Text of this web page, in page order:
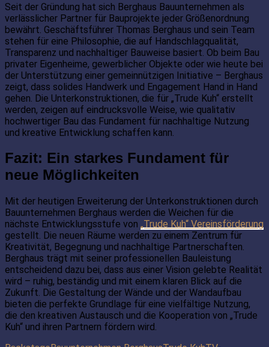
Seit der Gründung hat sich Berghaus Bauunternehmen als
verlässlicher Partner für Bauprojekte jeder Größenordnung
bewährt. Geschäftsführer Thomas Berghaus und sein Team
stehen für eine Philosophie, die auf Handschlagqualität,
Transparenz und nachhaltiger Bauweise basiert. Ob beim Bau
privater Eigenheime, gewerblicher Objekte oder wie heute bei
der Unterstützung einer gemeinnützigen Initiative – Berghaus
zeigt, dass solides Handwerk und Engagement Hand in Hand
gehen. Die Unterkonstruktionen, die für „Trude Kuh“ erstellt
werden, zeigen auf eindrucksvolle Weise, wie qualitativ
hochwertiger Bau das Fundament für nachhaltige Nutzung
und kreative Entwicklung schaffen kann.
Fazit: Ein starkes Fundament für
neue Möglichkeiten
Mit der heutigen Erweiterung der Unterkonstruktionen durch
Bauunternehmen Berghaus werden die Weichen für die
nächste Entwicklungsstufe von „Trude Kuh“ Vereinsförderung
gestellt. Die neuen Räume werden zu einem Zentrum für
Kreativität, Begegnung und nachhaltige Partnerschaften.
Berghaus trägt mit seiner professionellen Bauleistung
entscheidend dazu bei, dass aus einer Vision gelebte Realität
wird – ruhig, beständig und mit einem klaren Blick auf die
Zukunft. Die Gestaltung der Wände und der Wandaufbau
bieten die perfekte Grundlage für eine vielfältige Nutzung,
die den kreativen Austausch und die Kooperation von „Trude
Kuh“ und ihren Partnern fördern wird.